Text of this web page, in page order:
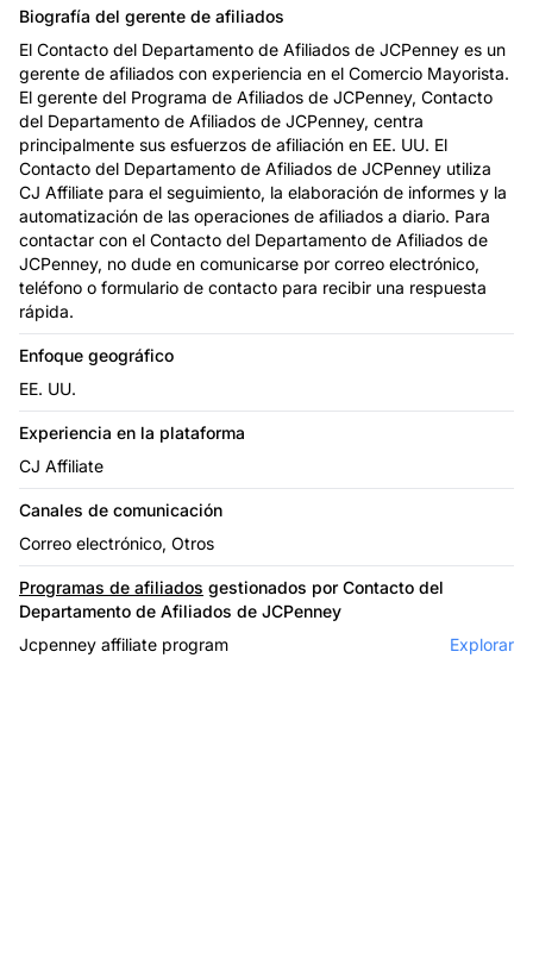
Biografía del gerente de afiliados
El Contacto del Departamento de Afiliados de JCPenney es un
gerente de afiliados con experiencia en el Comercio Mayorista.
El gerente del Programa de Afiliados de JCPenney, Contacto
del Departamento de Afiliados de JCPenney, centra
principalmente sus esfuerzos de afiliación en EE. UU. El
Contacto del Departamento de Afiliados de JCPenney utiliza
CJ Affiliate para el seguimiento, la elaboración de informes y la
automatización de las operaciones de afiliados a diario. Para
contactar con el Contacto del Departamento de Afiliados de
JCPenney, no dude en comunicarse por correo electrónico,
teléfono o formulario de contacto para recibir una respuesta
rápida.
Enfoque geográfico
EE. UU.
Experiencia en la plataforma
CJ Affiliate
Canales de comunicación
Correo electrónico, Otros
Programas de afiliados gestionados por Contacto del
Departamento de Afiliados de JCPenney
Jcpenney affiliate program
Explorar